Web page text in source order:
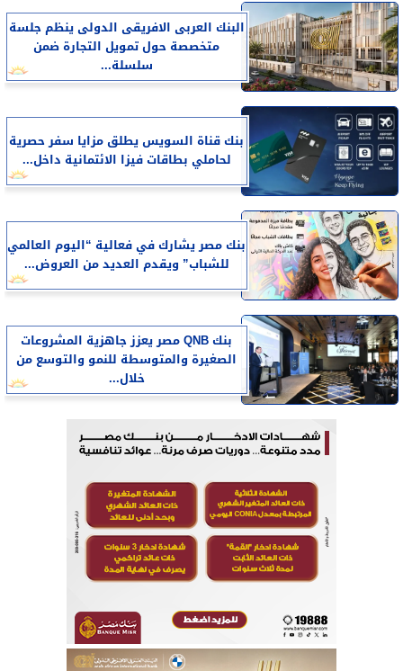
البنك العربى الافريقى الدولى ينظم جلسة
متخصصة حول تمويل التجارة ضمن
سلسلة...
بنك قناة السويس يطلق مزايا سفر حصرية
لحاملي بطاقات فيزا الائتمانية داخل...
بنك مصر يشارك في فعالية “اليوم العالمي
للشباب” ويقدم العديد من العروض...
بنك QNB مصر يعزز جاهزية المشروعات
الصغيرة والمتوسطة للنمو والتوسع من
خلال...